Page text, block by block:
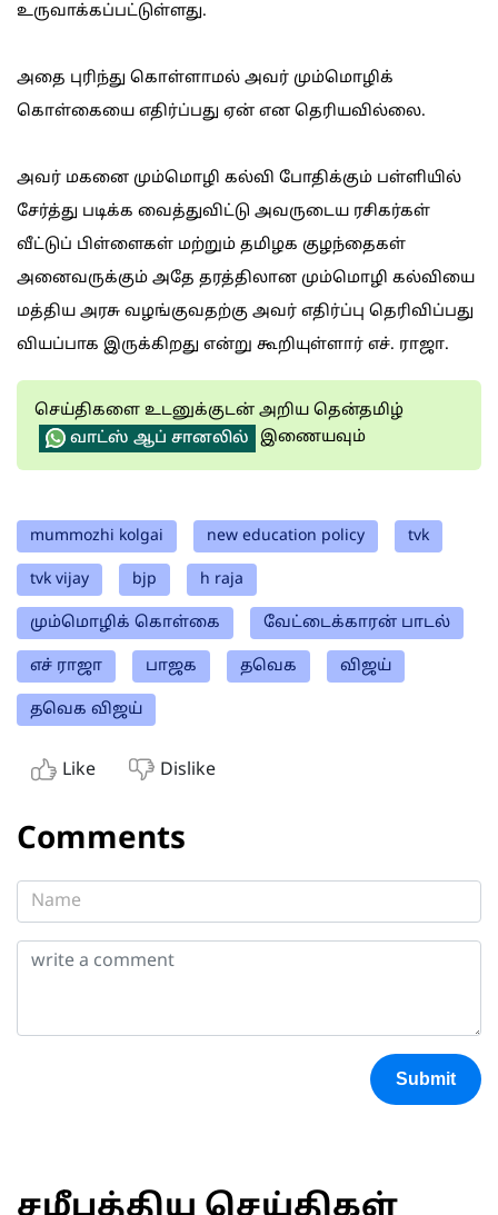
உருவாக்கப்பட்டுள்ளது.
அதை புரிந்து கொள்ளாமல் அவர் மும்மொழிக்
கொள்கையை எதிர்ப்பது ஏன் என தெரியவில்லை.
அவர் மகனை மும்மொழி கல்வி போதிக்கும் பள்ளியில்
சேர்த்து படிக்க வைத்துவிட்டு அவருடைய ரசிகர்கள்
வீட்டுப் பிள்ளைகள் மற்றும் தமிழக குழந்தைகள்
அனைவருக்கும் அதே தரத்திலான மும்மொழி கல்வியை
மத்திய அரசு வழங்குவதற்கு அவர் எதிர்ப்பு தெரிவிப்பது
வியப்பாக இருக்கிறது என்று கூறியுள்ளார் எச். ராஜா.
செய்திகளை உடனுக்குடன் அறிய தென்தமிழ்
வாட்ஸ் ஆப் சானலில்
இணையவும்
mummozhi kolgai new education policy tvk
tvk vijay bjp h raja
மும்மொழிக் கொள்கை வேட்டைக்காரன் பாடல்
எச் ராஜா பாஜக தவெக விஜய்
தவெக விஜய்
Like Dislike
Comments
Submit